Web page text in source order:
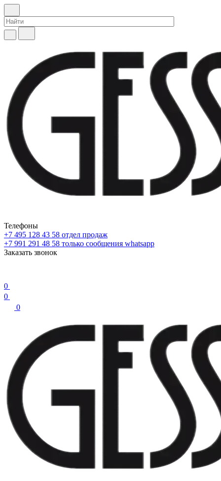
Телефоны
+7 495 128 43 58 отдел продаж
+7 991 291 48 58 только сообщения whatsapp
Заказать звонок
0
0
0